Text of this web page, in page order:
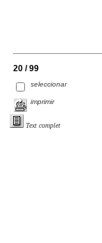
20 / 99
seleccionar
imprimir
Text complet